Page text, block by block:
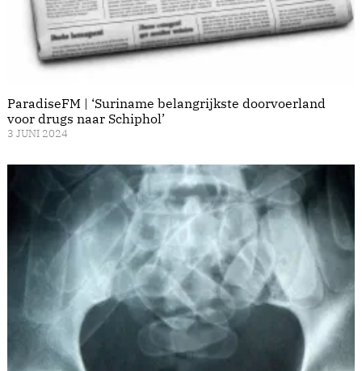
ParadiseFM | ‘Suriname belangrijkste doorvoerland
voor drugs naar Schiphol’
3 JUNI 2024